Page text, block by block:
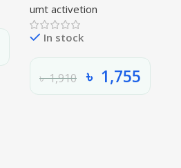
umt activetion
In stock
৳1,910 ৳ 1,755